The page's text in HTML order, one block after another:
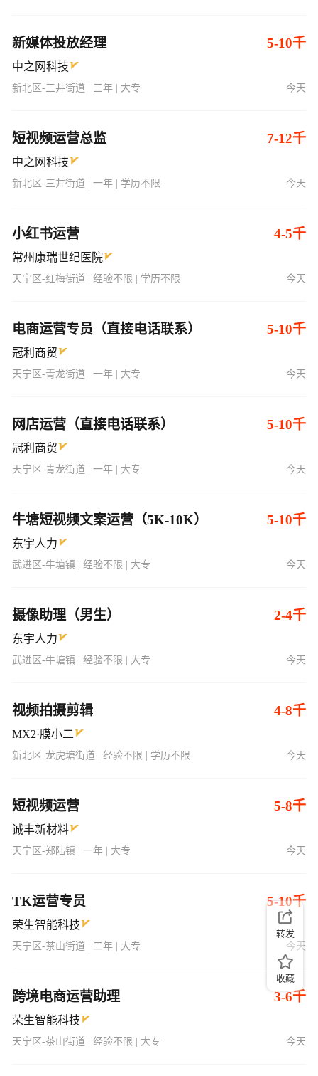
新媒体投放经理 5-10千
中之网科技
新北区-三井街道 | 三年 | 大专 今天
短视频运营总监 7-12千
中之网科技
新北区-三井街道 | 一年 | 学历不限 今天
小红书运营 4-5千
常州康瑞世纪医院
天宁区-红梅街道 | 经验不限 | 学历不限 今天
电商运营专员（直接电话联系） 5-10千
冠利商贸
天宁区-青龙街道 | 一年 | 大专 今天
网店运营（直接电话联系） 5-10千
冠利商贸
天宁区-青龙街道 | 一年 | 大专 今天
牛塘短视频文案运营（5K-10K） 5-10千
东宇人力
武进区-牛塘镇 | 经验不限 | 大专 今天
摄像助理（男生） 2-4千
东宇人力
武进区-牛塘镇 | 经验不限 | 大专 今天
视频拍摄剪辑 4-8千
MX2·膜小二
新北区-龙虎塘街道 | 经验不限 | 学历不限 今天
短视频运营 5-8千
诚丰新材料
天宁区-郑陆镇 | 一年 | 大专 今天
TK运营专员 5-10千
荣生智能科技
天宁区-茶山街道 | 二年 | 大专 今天
跨境电商运营助理 3-6千
荣生智能科技
天宁区-茶山街道 | 经验不限 | 大专 今天
转发
收藏